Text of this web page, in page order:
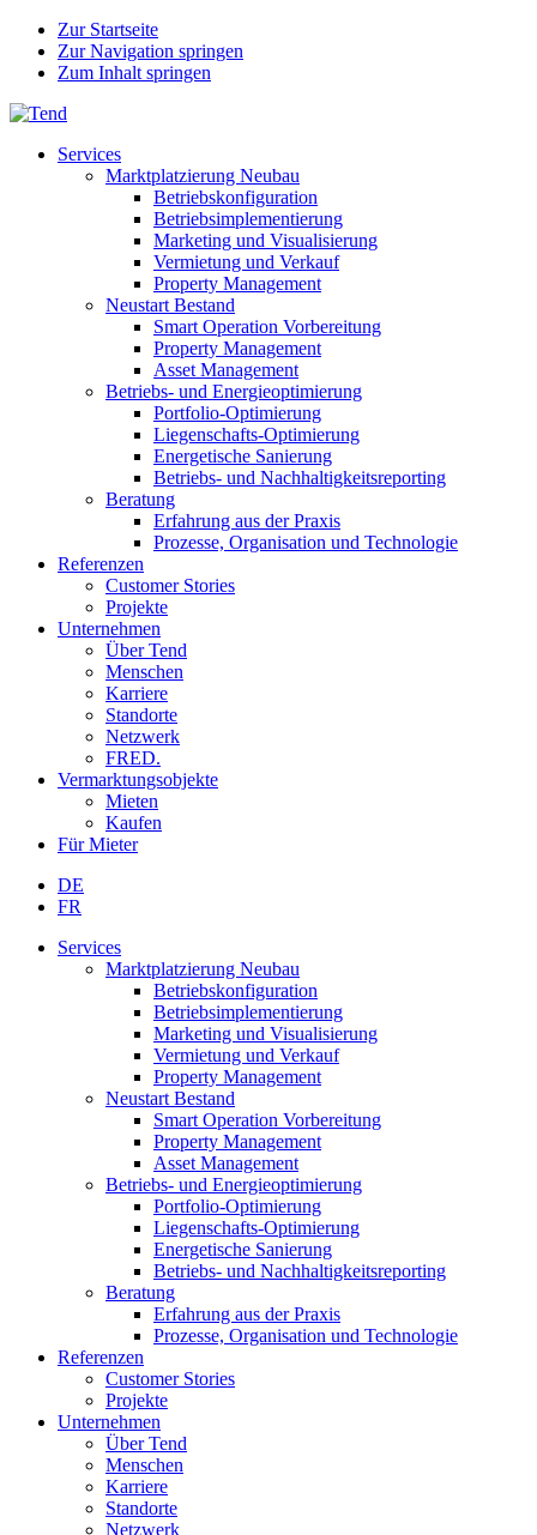
Zur Startseite
Zur Navigation springen
Zum Inhalt springen
Services
Marktplatzierung Neubau
Betriebskonfiguration
Betriebsimplementierung
Marketing und Visualisierung
Vermietung und Verkauf
Property Management
Neustart Bestand
Smart Operation Vorbereitung
Property Management
Asset Management
Betriebs- und Energieoptimierung
Portfolio-Optimierung
Liegenschafts-Optimierung
Energetische Sanierung
Betriebs- und Nachhaltigkeitsreporting
Beratung
Erfahrung aus der Praxis
Prozesse, Organisation und Technologie
Referenzen
Customer Stories
Projekte
Unternehmen
Über Tend
Menschen
Karriere
Standorte
Netzwerk
FRED.
Vermarktungsobjekte
Mieten
Kaufen
Für Mieter
DE
FR
Services
Marktplatzierung Neubau
Betriebskonfiguration
Betriebsimplementierung
Marketing und Visualisierung
Vermietung und Verkauf
Property Management
Neustart Bestand
Smart Operation Vorbereitung
Property Management
Asset Management
Betriebs- und Energieoptimierung
Portfolio-Optimierung
Liegenschafts-Optimierung
Energetische Sanierung
Betriebs- und Nachhaltigkeitsreporting
Beratung
Erfahrung aus der Praxis
Prozesse, Organisation und Technologie
Referenzen
Customer Stories
Projekte
Unternehmen
Über Tend
Menschen
Karriere
Standorte
Netzwerk